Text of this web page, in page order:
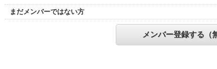
まだメンバーではない方
メンバー登録する（